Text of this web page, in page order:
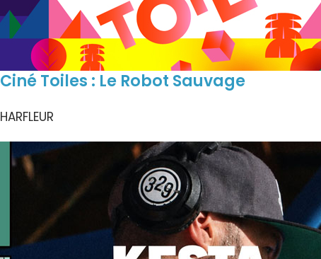
Ciné Toiles : Le Robot Sauvage
HARFLEUR